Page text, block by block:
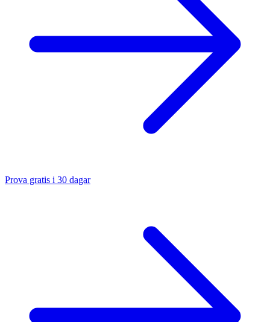
Prova gratis i 30 dagar